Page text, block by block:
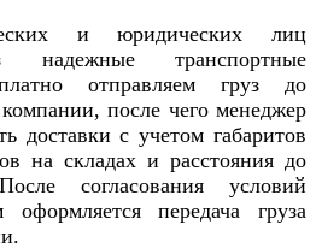
и юридических лиц
надежные транспортные
отправляем груз до
после чего менеджер
доставки с учетом габаритов
на складах и расстояния до
согласования условий
передача груза